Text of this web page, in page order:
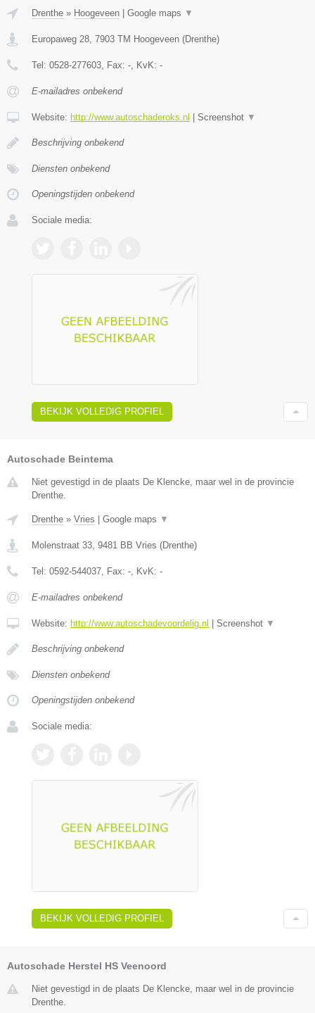
Drenthe » Hoogeveen | Google maps ▼
Europaweg 28 7903 TM Hoogeveen (Drenthe)
Tel: 0528-277603 , Fax: - , KvK: -
E-mailadres onbekend
Website: http://www.autoschaderoks.nl | Screenshot ▼
Beschrijving onbekend
Diensten onbekend
Openingstijden onbekend
Sociale media:
BEKIJK VOLLEDIG PROFIEL
Autoschade Beintema
Niet gevestigd in de plaats De Klencke, maar wel in de provincie
Drenthe.
Drenthe » Vries Google maps ▼
Molenstraat 33, 9481 BB Vries (Drenthe)
Tel: 0592-544037, Fax: -, KvK: -
E-mailadres onbekend
Website: http://www.autoschadevoordelig.nl Screenshot ▼
Beschrijving onbekend
Diensten onbekend
Openingstijden onbekend
Sociale media:
BEKIJK VOLLEDIG PROFIEL
Autoschade Herstel HS Veenoord
Niet gevestigd in de plaats De Klencke, maar wel in de provincie
Drenthe.